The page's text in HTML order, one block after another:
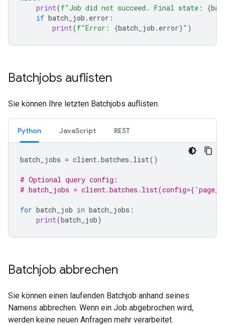
print(f"Job did not succeed. Final state: {
if batch_job . error :
print(f"Error: {batch_job . error}" )
Batchjobs auflisten
Sie können Ihre letzten Batchjobs auflisten.
Python JavaScript REST
batch_jobs = client.batches . list()
# Optional query config:
# batch_jobs =
for batch_job in batch_jobs :
print(batch_job)
Batchjob abbrechen
Sie können einen laufenden Batchjob anhand seines
Namens abbrechen. Wenn ein Job abgebrochen wird,
werden keine neuen Anfragen mehr verarbeitet.